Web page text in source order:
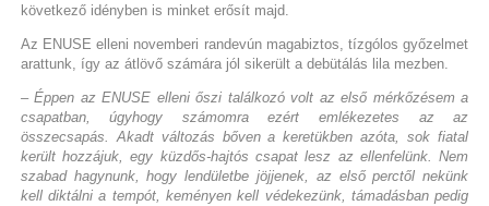
következő idényben is minket erősít majd.
Az ENUSE elleni novemberi randevún magabiztos, tízgólos győzelmet
arattunk, így az átlövő számára jól sikerült a debütálás lila mezben.
– Éppen az ENUSE elleni őszi találkozó volt az első mérkőzésem a
csapatban, úgyhogy számomra ezért emlékezetes az az
összecsapás. Akadt változás bőven a keretükben azóta, sok fiatal
került hozzájuk, egy küzdős-hajtós csapat lesz az ellenfelünk. Nem
szabad hagynunk, hogy lendületbe jöjjenek, az első perctől nekünk
kell diktálni a tempót, keményen kell védekezünk, támadásban pedig